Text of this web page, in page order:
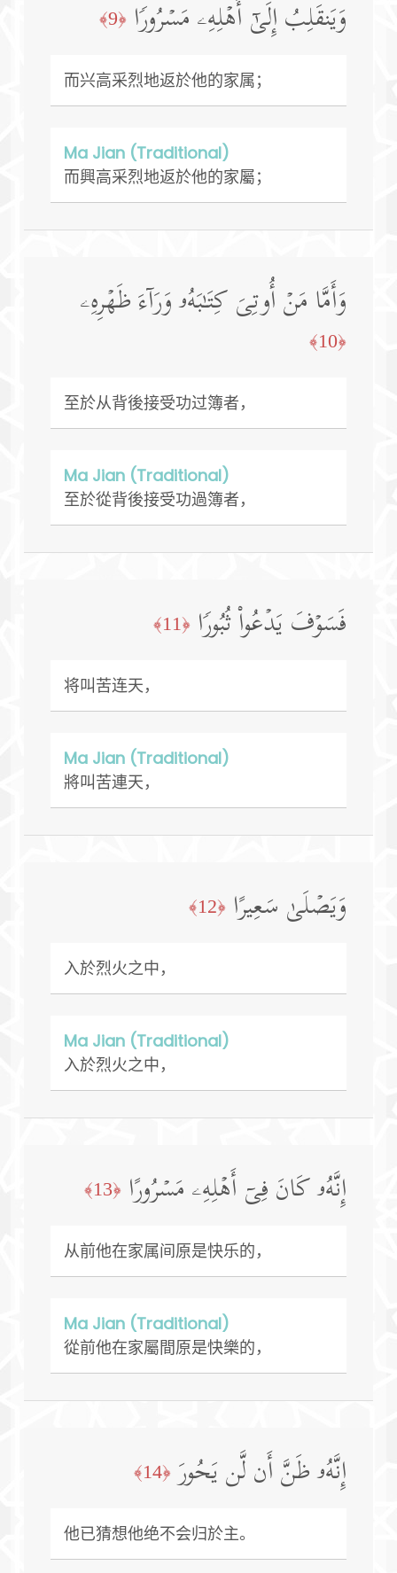
وَیَنقَلِبُ إِلَىٰۤ أَهۡلِهِۦ مَسۡرُورࣰا ﴿9﴾
而兴高采烈地返於他的家属；
Ma Jian (Traditional)
而興高采烈地返於他的家屬；
وَأَمَّا مَنۡ أُوتِیَ كِتَـٰبَهُۥ وَرَاۤءَ ظَهۡرِهِۦ
﴿10﴾
至於从背後接受功过簿者，
Ma Jian (Traditional)
至於從背後接受功過簿者，
فَسَوۡفَ یَدۡعُوا۟ ثُبُورࣰا ﴿11﴾
将叫苦连天，
Ma Jian (Traditional)
將叫苦連天，
وَیَصۡلَىٰ سَعِیرًا ﴿12﴾
入於烈火之中，
Ma Jian (Traditional)
入於烈火之中，
إِنَّهُۥ كَانَ فِیۤ أَهۡلِهِۦ مَسۡرُورًا ﴿13﴾
从前他在家属间原是快乐的，
Ma Jian (Traditional)
從前他在家屬間原是快樂的，
إِنَّهُۥ ظَنَّ أَن لَّن یَحُورَ ﴿14﴾
他已猜想他绝不会归於主。